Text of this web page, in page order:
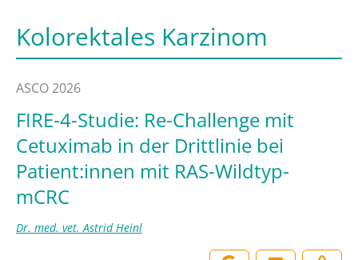
Kolorektales Karzinom
ASCO 2026
FIRE-4-Studie: Re-Challenge mit
Cetuximab in der Drittlinie bei
Patient:innen mit RAS-Wildtyp-
mCRC
Dr. med. vet. Astrid Heinl